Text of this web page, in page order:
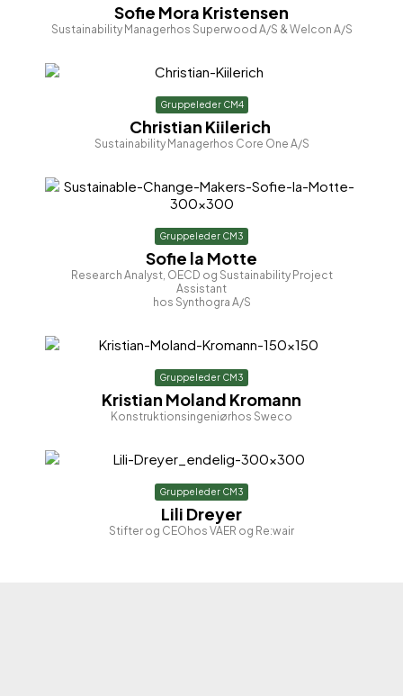
Sofie Mora Kristensen
Sustainability Managerhos Superwood A/S & Welcon A/S
Gruppeleder CM4
Christian Kiilerich
Sustainability Managerhos Core One A/S
Gruppeleder CM3
Sofie la Motte
Research Analyst, OECD og Sustainability Project
Assistant
hos Synthogra A/S
Gruppeleder CM3
Kristian Moland Kromann
Konstruktionsingeniørhos Sweco
Gruppeleder CM3
Lili Dreyer
Stifter og CEO hos VAER og Re:wair